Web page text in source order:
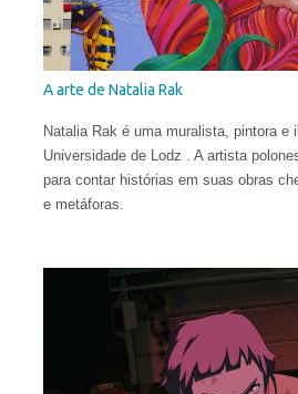
A arte de Natalia Rak
Natalia Rak é uma muralista, pintora e
Universidade de Lodz . A artista
para contar histórias em suas obras
e metáforas.